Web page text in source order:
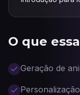
O que
Geração de